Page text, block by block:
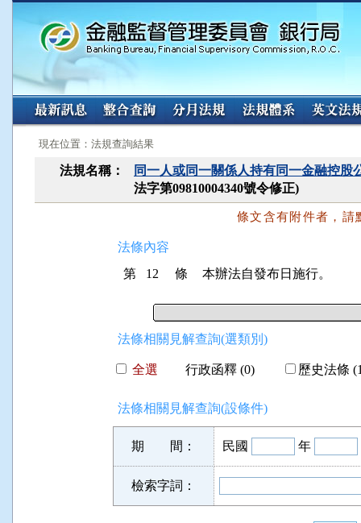
:::
現在位置：法規查詢結果
法規名稱：
同一人或同一關係人持有同一金融控
法字第09810004340號令修正)
條文含有附件者，請
法條內容
第 12 條
本辦法自發布日施行。
法條相關見解查詢(選類別)
全選 行政函釋 (0) 歷史法條
法條相關見解查詢(設條件)
期 間： 民國 年
檢索字詞：